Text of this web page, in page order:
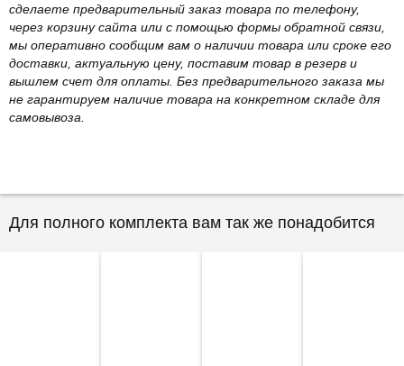
сделаете предварительный заказ товара по телефону,
через корзину сайта или с помощью формы обратной связи,
мы оперативно сообщим вам о наличии товара или сроке его
доставки, актуальную цену, поставим товар в резерв и
вышлем счет для оплаты. Без предварительного заказа мы
не гарантируем наличие товара на конкретном складе для
самовывоза.
Для полного комплекта вам так же понадобится